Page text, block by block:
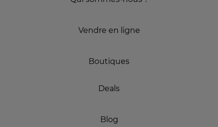
Vendre en ligne
Boutiques
Deals
Blog